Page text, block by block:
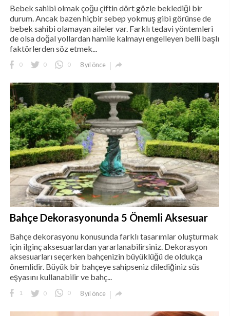
Bebek sahibi olmak çoğu çiftin dört gözle beklediği bir
durum. Ancak bazen hiçbir sebep yokmuş gibi görünse de
bebek sahibi olamayan aileler var. Farklı tedavi yöntemleri
de olsa doğal yollardan hamile kalmayı engelleyen belli başlı
faktörlerden söz etmek...
0 0 0 8 yıl önce 
Bahçe Dekorasyonunda 5 Önemli Aksesuar
Bahçe dekorasyonu konusunda farklı tasarımlar oluşturmak
için ilginç aksesuarlardan yararlanabilirsiniz. Dekorasyon
aksesuarları seçerken bahçenizin büyüklüğü de oldukça
önemlidir. Büyük bir bahçeye sahipseniz dilediğiniz süs
eşyasını kullanabilir ve bahç...
1 0 0 8 yıl önce 